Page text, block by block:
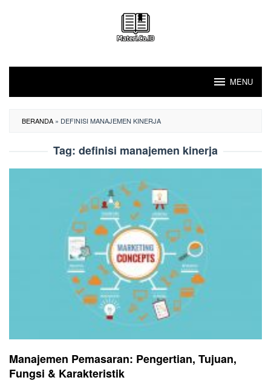
MENU
BERANDA » DEFINISI MANAJEMEN KINERJA
Tag: definisi manajemen kinerja
Manajemen Pemasaran: Pengertian, Tujuan,
Fungsi & Karakteristik